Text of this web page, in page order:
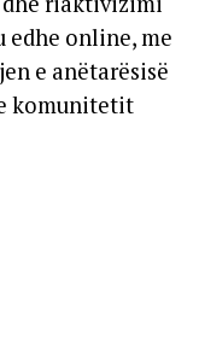
edhe online, me
e anëtarësisë
komunitetit